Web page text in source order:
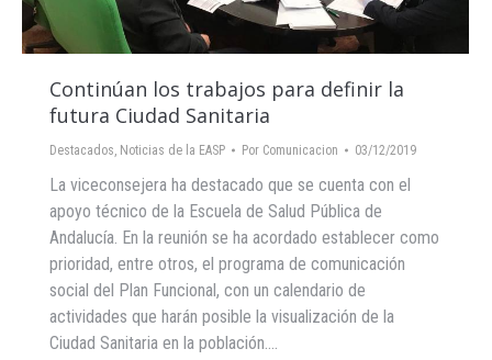
Continúan los trabajos para definir la
futura Ciudad Sanitaria
Destacados, Noticias de la EASP Por Comunicacion 03/12/2019
La viceconsejera ha destacado que se cuenta con el
apoyo técnico de la Escuela de Salud Pública de
Andalucía. En la reunión se ha acordado establecer como
prioridad, entre otros, el programa de comunicación
social del Plan Funcional, con un calendario de
actividades que harán posible la visualización de la
Ciudad Sanitaria en la población.…